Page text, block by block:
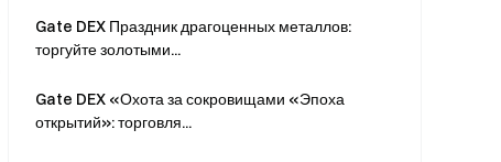
Gate DEX Праздник драгоценных металлов:
торгуйте золотыми...
Gate DEX «Охота за сокровищами «Эпоха
открытий»: торговля...